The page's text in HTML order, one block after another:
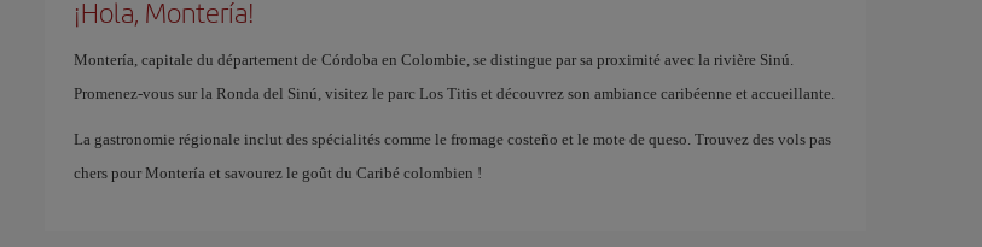
¡Hola, Montería!
Montería, capitale du département de Córdoba en Colombie, se distingue par sa proximité avec la rivière Sinú.
Promenez-vous sur la Ronda del Sinú, visitez le parc Los Titis et découvrez son ambiance caribéenne et accueillante.
La gastronomie régionale inclut des spécialités comme le fromage costeño et le mote de queso. Trouvez des vols pas
chers pour Montería et savourez le goût du Caribé colombien !